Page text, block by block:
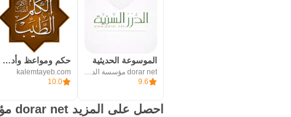
الموسوعة الحديثية
dorar net مؤسسة الدرر السنية
9.6
حكم ومواعظ وأدعية: الكلم الطيب
kalemtayeb.com
10.0
احصل على المزيد dorar net مؤسسة الدرر السنية